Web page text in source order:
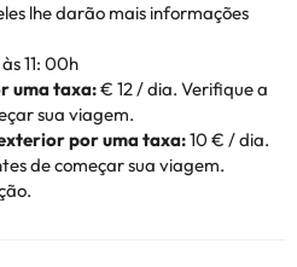
lhe darão mais informações
11: 00h
uma taxa:€ 12 / dia. Verifique a
sua viagem.
por uma taxa:10 € / dia.
de começar sua viagem.